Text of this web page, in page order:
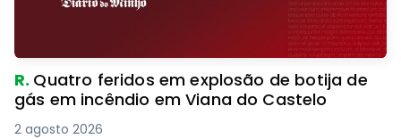
R. Quatro feridos em explosão de botija de
gás em incêndio em Viana do Castelo
2 agosto 2026